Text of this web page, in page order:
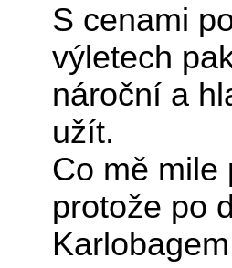
S cenami
výletech
nároční a
užít.
Co mě mile
protože po